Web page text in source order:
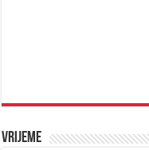
Vrijeme